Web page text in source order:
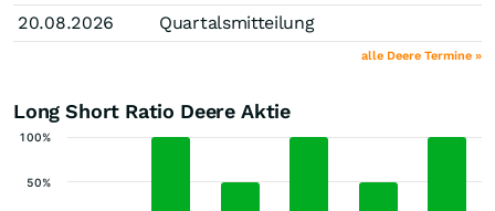
20.08.2026
Quartalsmitteilung
alle Deere Termine »
Long Short Ratio Deere Aktie
50%
100%